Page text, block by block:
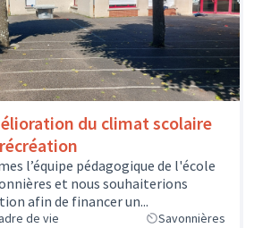
du climat scolaire
l’équipe pédagogique de l'école
et nous souhaiterions
afin de financer un...
de vie Savonnières